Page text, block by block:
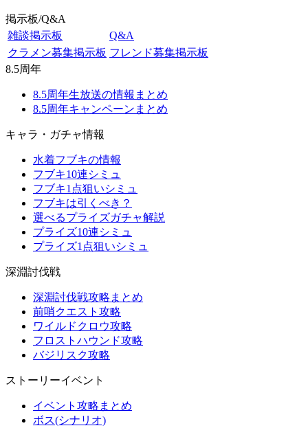
掲示板/Q&A
雑談掲示板
Q&A
クラメン募集掲示板 フレンド募集掲示板
8.5周年
8.5周年生放送の情報まとめ
8.5周年キャンペーンまとめ
キャラ・ガチャ情報
水着フブキの情報
フブキ10連シミュ
フブキ1点狙いシミュ
フブキは引くべき？
選べるプライズガチャ解説
プライズ10連シミュ
プライズ1点狙いシミュ
深淵討伐戦
深淵討伐戦攻略まとめ
前哨クエスト攻略
ワイルドクロウ攻略
フロストハウンド攻略
バジリスク攻略
ストーリーイベント
イベント攻略まとめ
ボス(シナリオ)